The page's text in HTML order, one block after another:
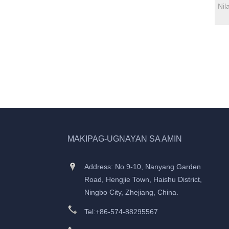
MAKIPAG-UGNAYAN SA AMIN
Address: No.9-10, Nanyang Garden
Road, Hengjie Town, Haishu District,
Ningbo City, Zhejiang, China.
Tel:+86-574-88295567